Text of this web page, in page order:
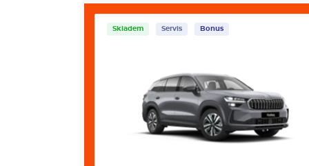
Skladem Servis Bonus